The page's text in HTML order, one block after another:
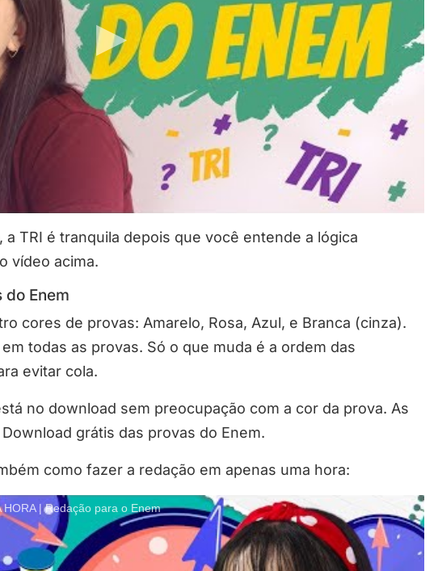
TRI é tranquila depois que você entende a lógica
vídeo acima.
Enem
cores de provas: Amarelo, Rosa, Azul, e Branca (cinza).
todas as provas. Só o que muda é a ordem das
evitar cola.
no download sem preocupação com a cor da prova. As
grátis das provas do Enem.
como fazer a redação em apenas uma hora:
HORA | Redação para o Enem